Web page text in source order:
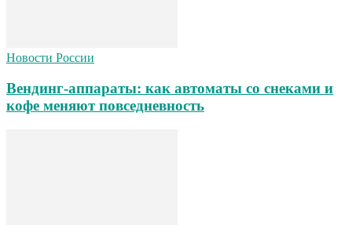
Новости России
Вендинг-аппараты: как автоматы со снеками и
кофе меняют повседневность